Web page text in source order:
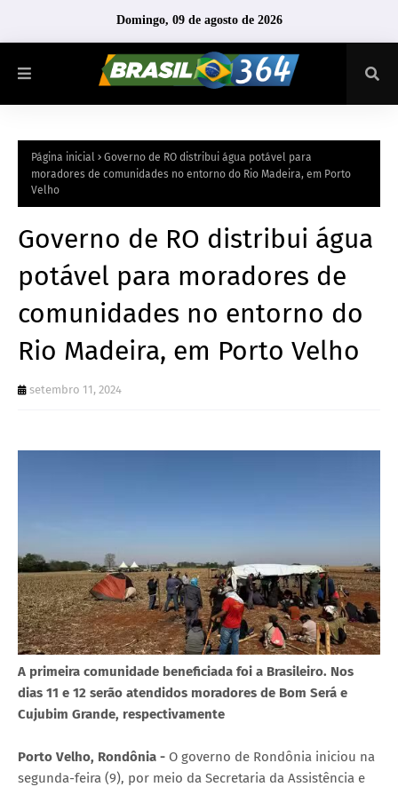
Domingo, 09 de agosto de 2026
Página inicial
Governo de RO distribui água potável para
moradores de comunidades no entorno do Rio Madeira, em Porto
Velho
Governo de RO distribui água
potável para moradores de
comunidades no entorno do
Rio Madeira, em Porto Velho
setembro 11, 2024
A primeira comunidade beneficiada foi a Brasileiro. Nos
dias 11 e 12 serão atendidos moradores de Bom Será e
Cujubim Grande, respectivamente
Porto Velho, Rondônia - O governo de Rondônia iniciou na
segunda-feira (9), por meio da Secretaria da Assistência e